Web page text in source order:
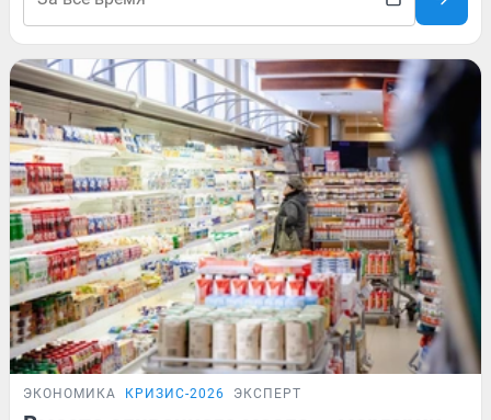
ЭКОНОМИКА КРИЗИС-2026 ЭКСПЕРТ